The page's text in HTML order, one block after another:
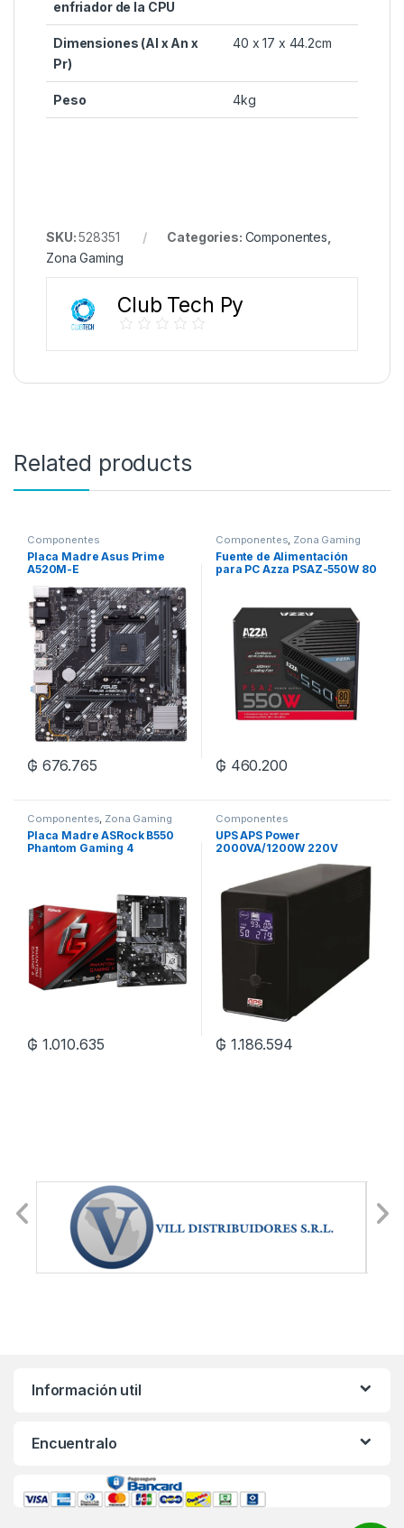
enfriador de la CPU
Dimensiones (Al x An x
Pr)
40 x 17 x 44.2cm
Peso 4kg
SKU:528351 Categories: Componentes
Zona Gaming
Club Tech Py
Related products
Componentes
Placa Madre Asus Prime
A520M-E
₲ 676.765
Componentes, Zona Gaming
Fuente de Alimentación
para PC Azza PSAZ-550W 80
₲ 460.200
Componentes, Zona Gaming
Placa Madre ASRock B550
Phantom Gaming 4
₲ 1.010.635
Componentes
UPS APS Power
2000VA/1200W 220V
₲ 1.186.594
Información util
Encuentralo